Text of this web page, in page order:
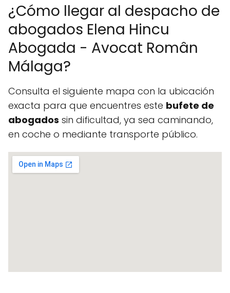
¿Cómo llegar al despacho de
abogados Elena Hincu
Abogada - Avocat Român
Málaga?
Consulta el siguiente mapa con la ubicación
exacta para que encuentres este bufete de
abogados sin dificultad, ya sea caminando,
en coche o mediante transporte público.